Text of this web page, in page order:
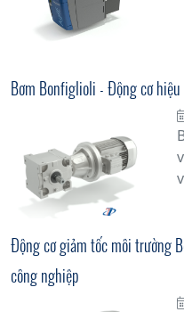
Bơm Bonfiglioli - Động cơ
Động cơ giảm tốc môi trường
công nghiệp